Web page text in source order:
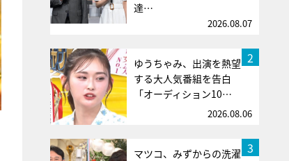
達…
2026.08.07
2
ゆうちゃみ、出演を熱望
する大人気番組を告白
「オーディション10…
2026.08.06
3
マツコ、みずからの洗濯